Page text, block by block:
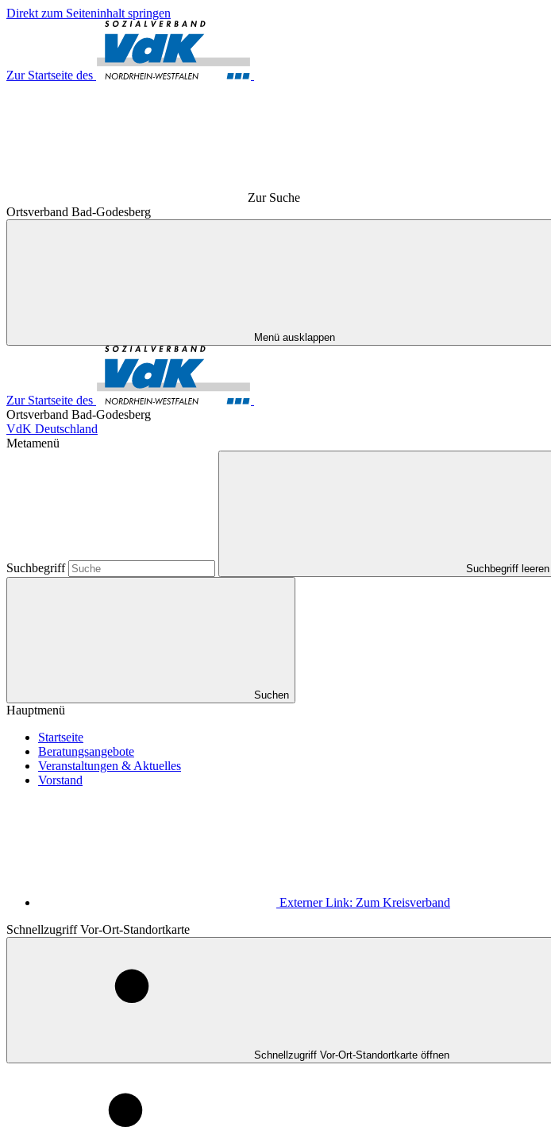
Direkt zum Seiteninhalt springen
Zur Startseite des
Zur Suche
Ortsverband Bad-Godesberg
Menü ausklappen
Zur Startseite des
Ortsverband Bad-Godesberg
VdK Deutschland
Metamenü
Suchbegriff Suchbegriff leeren
Suchen
Hauptmenü
Startseite
Beratungsangebote
Veranstaltungen & Aktuelles
Vorstand
Externer Link: Zum Kreisverband
Schnellzugriff Vor-Ort-Standortkarte
Schnellzugriff Vor-Ort-Standortkarte öffnen